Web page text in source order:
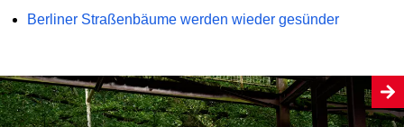
Berliner Straßenbäume werden wieder gesünder